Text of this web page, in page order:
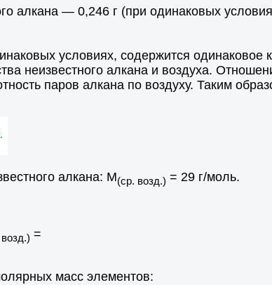
алкана — 0,246 г (при одинаковых
условиях, содержится одинаковое
неизвестного алкана и воздуха.
паров алкана по воздуху. Таким
алкана: М(ср. возд.) = 29 г/моль.
=
масс элементов: